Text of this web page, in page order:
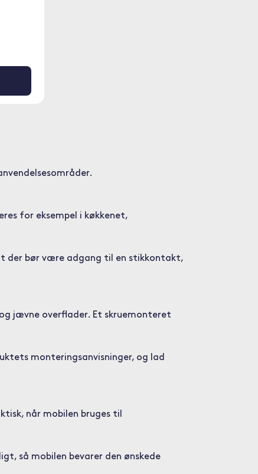
for eksempel i køkkenet,
der bør være adgang til en stikkontakt,
jævne overflader. Et skruemonteret
monteringsanvisninger, og lad
når mobilen bruges til
så mobilen bevarer den ønskede